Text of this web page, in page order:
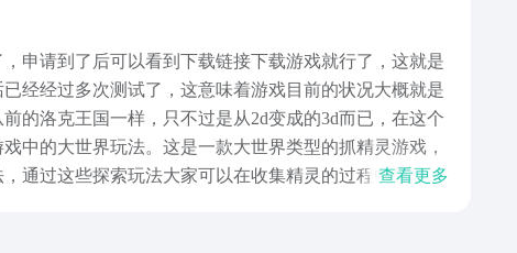
申请到了后可以看到下载链接下载游戏就行了，这就是
经经过多次测试了，这意味着游戏目前的状况大概就是
的洛克王国一样，只不过是从2d变成的3d而已，在这个
中的大世界玩法。这是一款大世界类型的抓精灵游戏，
通过这些探索玩法大家可以在收集精灵的过程中领略游
查看更多